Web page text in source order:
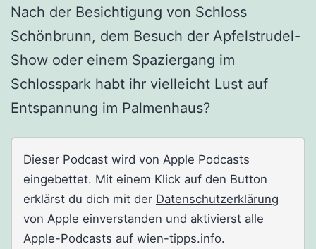
Nach der Besichtigung von Schloss
Schönbrunn, dem Besuch der Apfelstrudel-
Show oder einem Spaziergang im
Schlosspark habt ihr vielleicht Lust auf
Entspannung im Palmenhaus?
Dieser Podcast wird von Apple Podcasts
eingebettet. Mit einem Klick auf den Button
erklärst du dich mit der Datenschutzerklärung
von Apple einverstanden und aktivierst alle
Apple-Podcasts auf wien-tipps.info.